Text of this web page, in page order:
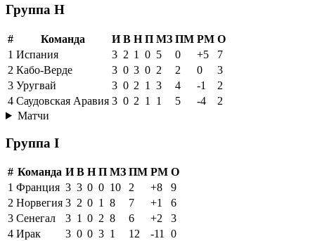
Группа H
# Команда И В Н П МЗ ПМ РМ О
1 Испания 3 2 1 0 5 0 +5
7
2 Кабо-Верде 3 0 3 0 2 2 0
3
3 Уругвай 3 0 2 1 3 4 -1
2
4 Саудовская Аравия 3 0 2 1 1 5 -4
2
Матчи
Группа I
# Команда И В Н П МЗ ПМ РМ О
1 Франция 3 3 0 0 10 2 +8
9
2 Норвегия 3 2 0 1 8 7 +1
6
3 Сенегал 3 1 0 2 8 6 +2
3
4 Ирак 3 0 0 3 1 12 -11
0